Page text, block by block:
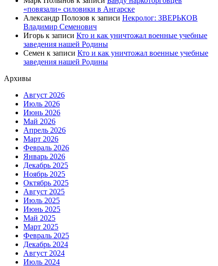
«повязали» силовики в Ангарске
Александр Полозов к записи Некролог: ЗВЕРЬКОВ
Владимир Семенович
Игорь к записи Кто и как уничтожал военные учебные
заведения нашей Родины
Семен к записи Кто и как уничтожал военные учебные
заведения нашей Родины
Архивы
Август 2026
Июль 2026
Июнь 2026
Май 2026
Апрель 2026
Март 2026
Февраль 2026
Январь 2026
Декабрь 2025
Ноябрь 2025
Октябрь 2025
Август 2025
Июль 2025
Июнь 2025
Май 2025
Март 2025
Февраль 2025
Декабрь 2024
Август 2024
Июль 2024